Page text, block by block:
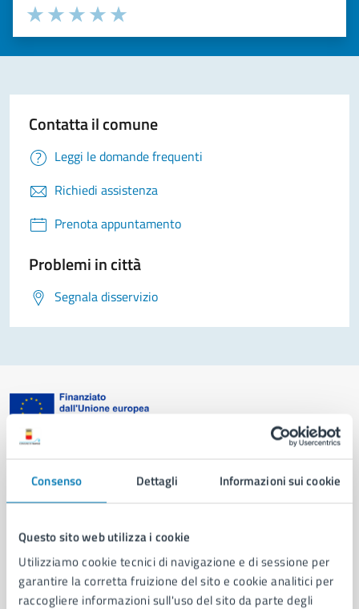
Consenso Dettagli Informazioni sui cookie
Questo sito web utilizza i cookie
Utilizziamo cookie tecnici di navigazione e di sessione per
garantire la corretta fruizione del sito e cookie analitici per
raccogliere informazioni sull'uso del sito da parte degli
Valuta la chiarezza delle informazioni (da 1 a 5 stelle)
Seleziona il numero di stelle per valutare la chiarezza delle
Valuta 5 stelle su 5
Valuta 4 stelle su 5
Valuta 3 stelle su 5
Valuta 2 stelle su 5
Valuta 1 stelle su 5
Contatta il comune
Leggi le domande frequenti
Richiedi assistenza
Prenota appuntamento
Problemi in città
Segnala disservizio
AMMINISTRAZIONE
Organi di governo
Municipalità
Uffici
Enti e fondazioni